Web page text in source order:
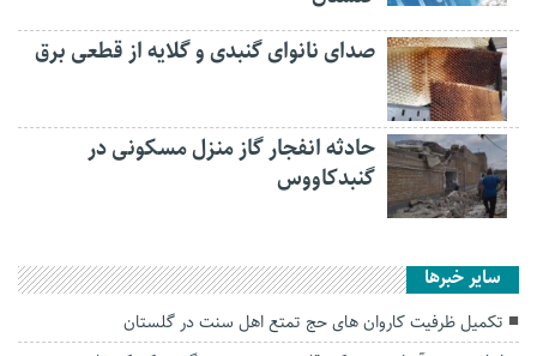
صدای نانوای گنبدی و گلایه از قطعی برق
حادثه انفجار گاز منزل مسکونی در
گنبدکاووس
سایر خبرها
تکمیل ظرفیت کاروان های حج تمتع اهل سنت در گلستان